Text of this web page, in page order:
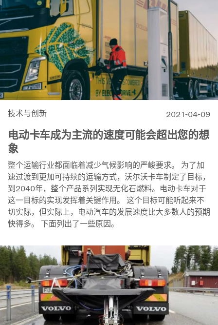
技术与创新 2021-04-09
电动卡车成为主流的速度可能会超出您的想
象
整个运输行业都面临着减少气候影响的严峻要求。 为了加
速过渡到更加可持续的运输方式，沃尔沃卡车制定了目标，
到2040年，整个产品系列实现无化石燃料。电动卡车对于
这一目标的实现发挥着关键作用。 这个目标可能听起来不
切实际，但实际上，电动汽车的发展速度比大多数人的预期
快得多。 下面列出了一些原因。